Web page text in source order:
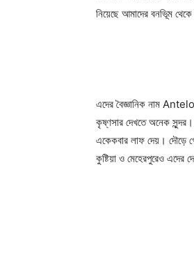
নিয়েছে আমাদের বনভূিম
এদের বৈজ্ঞানিক নাম
কৃষ্ণসার দেখতে অনেক
একেকবার লাফ দেয়। দৌড়ে
কুষ্টিয়া ও মেহেরপুরেও এদের